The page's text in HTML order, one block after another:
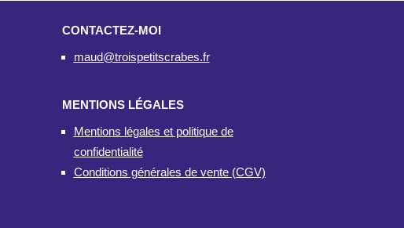
CONTACTEZ-MOI
maud@troispetitscrabes.fr
MENTIONS LÉGALES
Mentions légales et politique de
confidentialité
Conditions générales de vente (CGV)